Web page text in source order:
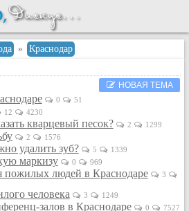
с
»
Краснодар
НОВАЯ ТЕМА
0 51
12 4230
кварцевый песок? 2 1299
2 1576
удалить зуб? 5 1339
маркизу 0 969
людей в Краснодаре
3
человека 3 1249
залов в Краснодаре 0 7527